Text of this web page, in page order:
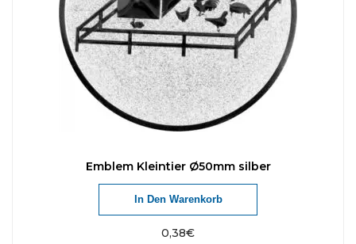
Emblem Kleintier Ø50mm silber
0,38€
In Den Warenkorb